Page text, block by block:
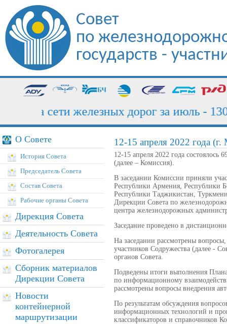
Совет
по
государств -
сети железных дорог за июль - 130,7
О Совете
История Совета
Председатель Совета
Состав Совета
Рабочие органы Совета
Дирекция Совета
Деятельность Совета
Фотогалерея
Сборник материалов
Дирекции Совета
Новости
контейнерной
маршрутизации
12-15 апреля 2022 года (г.
12-15 апреля 2022 года
(далее – Комиссия).
В заседании Комиссии приняли
Республики Армения, Республики
Республики Таджикистан,
Дирекции Совета по
центра железнодорожных
Заседание проведено в
На заседании рассмотрены
участников Содружества (далее -
органов Совета.
Подведены итоги выполнения
по информационному
рассмотрены вопросы внедрения
По результатам обсуждения
информационных технологий и
классификаторов и справочников